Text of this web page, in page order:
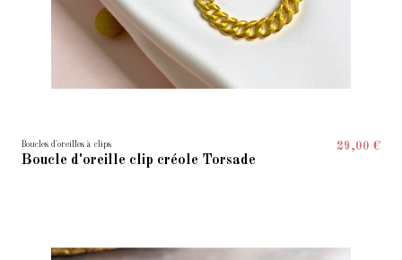
Boucles d'oreilles à clips
Boucle d'oreille clip créole Torsade
29,00 €